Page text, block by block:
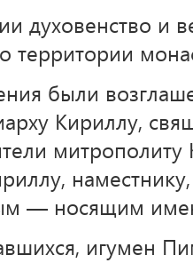
духовенство
территории
были
Кириллу,
митрополиту
— носящим
игумен